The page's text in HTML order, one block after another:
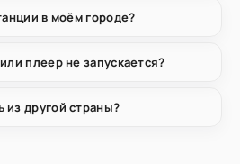
в моём городе?
плеер не запускается?
другой страны?